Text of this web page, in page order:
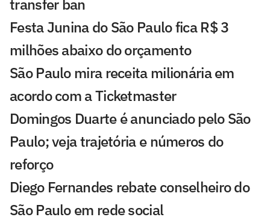
transfer ban
Festa Junina do São Paulo fica R$ 3
milhões abaixo do orçamento
São Paulo mira receita milionária em
acordo com a Ticketmaster
Domingos Duarte é anunciado pelo São
Paulo; veja trajetória e números do
reforço
Diego Fernandes rebate conselheiro do
São Paulo em rede social